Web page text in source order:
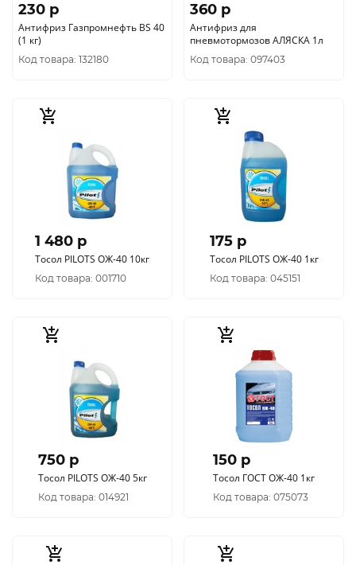
230 p
Антифриз Газпромнефть BS 40
(1 кг)
Код товара: 132180
360 p
Антифриз для
пневмотормозов АЛЯСКА 1л
Код товара: 097403
1 480 p
Тосол PILOTS ОЖ-40 10кг
Код товара: 001710
175 p
Тосол PILOTS ОЖ-40 1кг
Код товара: 045151
750 p
Тосол PILOTS ОЖ-40 5кг
Код товара: 014921
150 p
Тосол ГОСТ ОЖ-40 1кг
Код товара: 075073